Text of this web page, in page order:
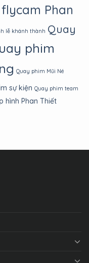
Phan
lễ khánh thành Quay
phim
Quay phim Mũi Né
sự kiện Quay phim team
hình Phan Thiết